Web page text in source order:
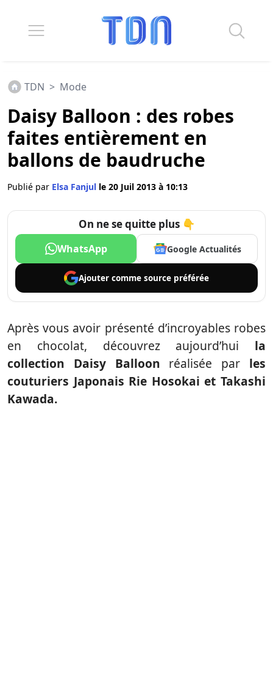
TDN > Mode
Daisy Balloon : des robes
faites entièrement en
ballons de baudruche
Publié par Elsa Fanjul le 20 Juil 2013 à 10:13
On ne se quitte plus 👇
WhatsApp Google Actualités
Ajouter comme source préférée
Après vous avoir présenté d’incroyables robes
en chocolat, découvrez aujourd’hui la
collection Daisy Balloon réalisée par les
couturiers Japonais Rie Hosokai et Takashi
Kawada.